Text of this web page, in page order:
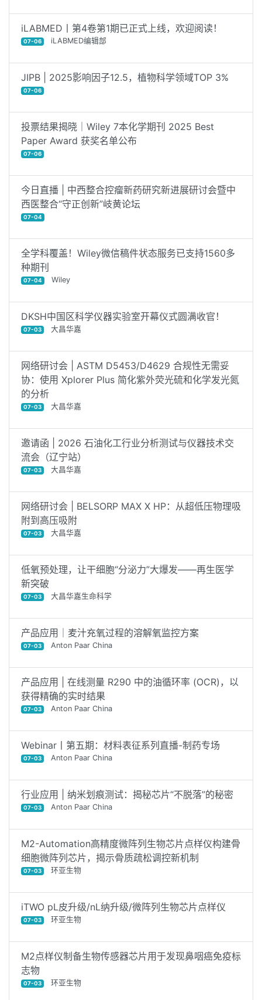
iLABMED丨第4卷第1期已正式上线，欢迎阅读！
07-06 iLABMED编辑部
JIPB | 2025影响因子12.5，植物科学领域TOP 3%
07-06
投票结果揭晓｜Wiley 7本化学期刊 2025 Best
Paper Award 获奖名单公布
07-06
今日直播 | 中西整合控瘤新药研究新进展研讨会暨中
西医整合“守正创新”岐黄论坛
07-04
全学科覆盖！Wiley微信稿件状态服务已支持1560多
种期刊
07-04 Wiley
DKSH中国区科学仪器实验室开幕仪式圆满收官！
07-03 大昌华嘉
网络研讨会 | ASTM D5453/D4629 合规性无需妥
协：使用 Xplorer Plus 简化紫外荧光硫和化学发光氮
的分析
07-03 大昌华嘉
邀请函 | 2026 石油化工行业分析测试与仪器技术交
流会（辽宁站）
07-03 大昌华嘉
网络研讨会 | BELSORP MAX X HP：从超低压物理吸
附到高压吸附
07-03 大昌华嘉
低氧预处理，让干细胞“分泌力”大爆发——再生医学
新突破
07-03 大昌华嘉生命科学
产品应用｜麦汁充氧过程的溶解氧监控方案
07-03 Anton Paar China
产品应用 | 在线测量 R290 中的油循环率 (OCR)，以
获得精确的实时结果
07-03 Anton Paar China
Webinar丨第五期：材料表征系列直播-制药专场
07-03 Anton Paar China
行业应用 | 纳米划痕测试：揭秘芯片“不脱落”的秘密
07-03 Anton Paar China
M2-Automation高精度微阵列生物芯片点样仪构建骨
细胞微阵列芯片，揭示骨质疏松调控新机制
07-03 环亚生物
iTWO pL皮升级/nL纳升级/微阵列生物芯片点样仪
07-03 环亚生物
M2点样仪制备生物传感器芯片用于发现鼻咽癌免疫标
志物
07-03 环亚生物